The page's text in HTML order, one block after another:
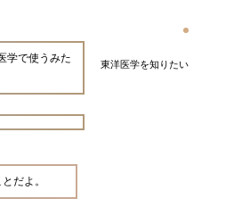
東洋医学を知りたい
学で使うみた
だよ。